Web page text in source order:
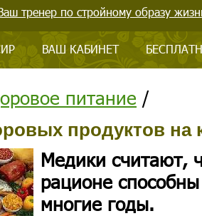
тренер по стройному образу
ВАШ КАБИНЕТ
питание /
продуктов на
Медики считают,
рационе
многие годы.